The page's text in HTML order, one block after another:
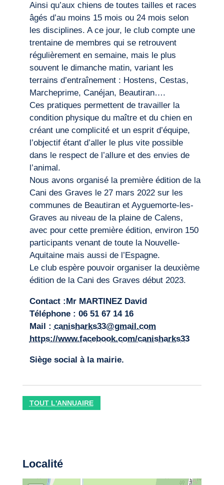
Ainsi qu’aux chiens de toutes tailles et races
âgés d’au moins 15 mois ou 24 mois selon
les disciplines. A ce jour, le club compte une
trentaine de membres qui se retrouvent
régulièrement en semaine, mais le plus
souvent le dimanche matin, variant les
terrains d’entraînement : Hostens, Cestas,
Marcheprime, Canéjan, Beautiran….
Ces pratiques permettent de travailler la
condition physique du maître et du chien en
créant une complicité et un esprit d’équipe,
l’objectif étant d’aller le plus vite possible
dans le respect de l’allure et des envies de
l’animal.
Nous avons organisé la première édition de la
Cani des Graves le 27 mars 2022 sur les
communes de Beautiran et Ayguemorte-les-
Graves au niveau de la plaine de Calens,
avec pour cette première édition, environ 150
participants venant de toute la Nouvelle-
Aquitaine mais aussi de l’Espagne.
Le club espère pouvoir organiser la deuxième
édition de la Cani des Graves début 2023.
Contact :Mr MARTINEZ David
Téléphone : 06 51 67 14 16
Mail : canisharks33@gmail.com
https://www.facebook.com/canisharks33
Siège social à la mairie.
TOUT L'ANNUAIRE
Localité